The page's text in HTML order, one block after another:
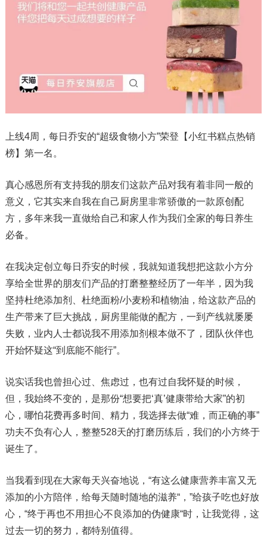
上线4周，每日乔安的“超级食物小方”荣登【小红书糕点热销
榜】第一名。
真心感恩所有支持我的朋友们这款产品对我有着非同一般的
意义，它其实来自我在自己厨房里非常骄傲的一款原创配
方，多年来我一直做给自己和家人作为我们全家的每日养生
必备。
在我决定创立每日乔安的时候，我就知道我想把这款小方分
享给全世界的朋友们产品的打磨整整经历了一年半，因为我
坚持杜绝添加剂、杜绝面粉/小麦粉和植物油，给这款产品的
生产带来了巨大挑战，厨房里能做的配方，一到产线就屡屡
失败，业内人士都说我不用添加剂根本做不了，团队伙伴也
开始怀疑这“到底能不能行”。
说实话我也曾担心过、焦虑过，也有过自我怀疑的时候，
但，我始终不变的，是那份“想要把‘真’健康带给大家”的初
心，哪怕花费再多时间、精力，我选择去做“难，而正确的事”
功夫不负有心人，整整528天的打磨历练后，我们的小方终于
诞生了。
当我看到现在大家每天兴奋地说，“有这么健康营养丰富又无
添加的小方陪伴，给每天随时随地的滋养“，”给孩子吃也好放
心，“终于再也不用担心不良添加的伪健康“时，让我觉得，这
过去一切的努力，都特别值得。